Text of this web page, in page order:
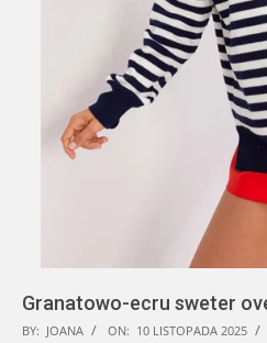
Granatowo-ecru sweter
2025-
BY: JOANA ON: 10 LISTOPADA 2025